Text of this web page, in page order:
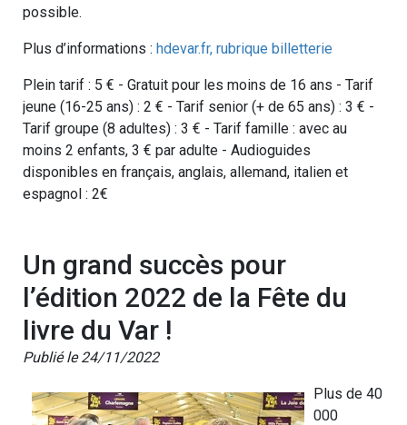
possible.
Plus d’informations : hdevar.fr, rubrique billetterie
Plein tarif : 5 € - Gratuit pour les moins de 16 ans - Tarif
jeune (16-25 ans) : 2 € - Tarif senior (+ de 65 ans) : 3 € -
Tarif groupe (8 adultes) : 3 € - Tarif famille : avec au
moins 2 enfants, 3 € par adulte - Audioguides
disponibles en français, anglais, allemand, italien et
espagnol : 2€
Un grand succès pour
l’édition 2022 de la Fête du
livre du Var !
Publié le 24/11/2022
Plus de 40
000